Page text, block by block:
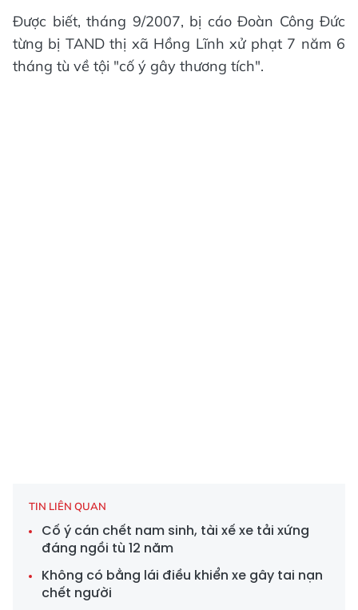
Được biết, tháng 9/2007, bị cáo Đoàn Công Đức
từng bị TAND thị xã Hồng Lĩnh xử phạt 7 năm 6
tháng tù về tội "cố ý gây thương tích".
TIN LIÊN QUAN
Cố ý cán chết nam sinh, tài xế xe tải xứng
đáng ngồi tù 12 năm
Không có bằng lái điều khiển xe gây tai nạn
chết người